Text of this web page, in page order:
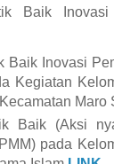
Baik Inovasi
Baik Inovasi
Kegiatan
Maro
Baik (Aksi
pada